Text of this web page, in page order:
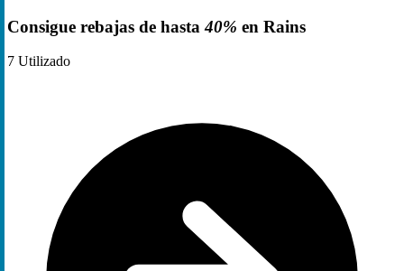
Consigue rebajas de hasta40% en Rains
7 Utilizado